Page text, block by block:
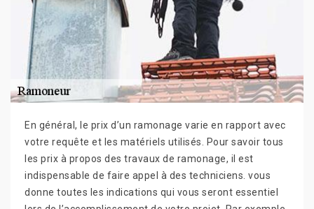
En général, le prix d’un ramonage varie en rapport avec
votre requête et les matériels utilisés. Pour savoir tous
les prix à propos des travaux de ramonage, il est
indispensable de faire appel à des techniciens. vous
donne toutes les indications qui vous seront essentiel